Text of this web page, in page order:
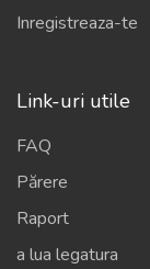
Inregistreaza-te
Link-uri utile
FAQ
Părere
Raport
a lua legatura